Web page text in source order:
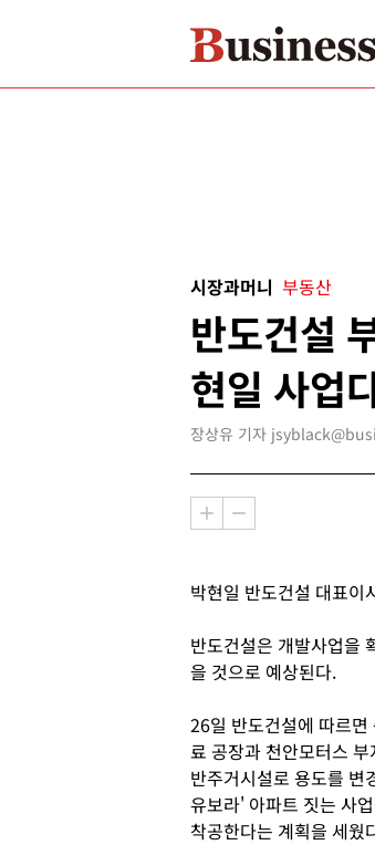
시장과머니 부동산
반도건설
현일 사업
장상유 기자
박현일 반도건설 대표이
반도건설은 개발사업을
을 것으로 예상된다.
26일 반도건설에 따르
료 공장과 천안모터스
반주거시설로 용도를 변
유보라' 아파트 짓는 사
착공한다는 계획을 세웠